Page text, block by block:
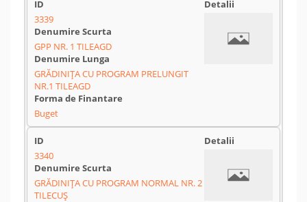
3339
GPP NR. 1 TILEAGD
GRĂDINIŢA CU PROGRAM PRELUNGIT
NR.1 TILEAGD
Buget
3340
GRĂDINIŢA CU PROGRAM NORMAL NR. 2
TILECUŞ